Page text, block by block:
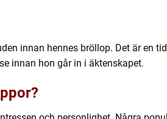
innan hennes bröllop. Det är en
innan hon går in i äktenskapet.